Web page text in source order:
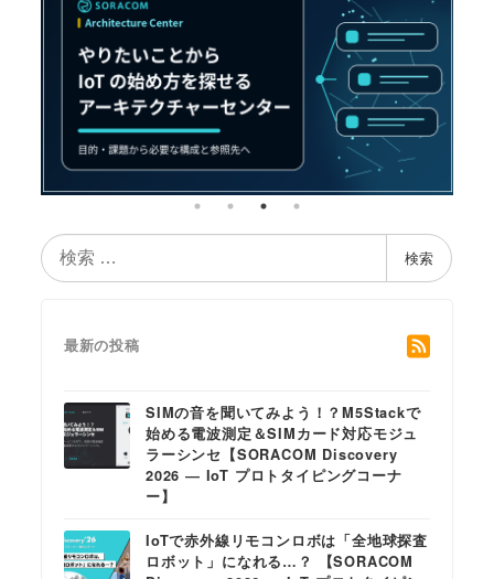
検
索
検索
最新の投稿
SIMの音を聞いてみよう！？M5Stackで
始める電波測定＆SIMカード対応モジュ
ラーシンセ【SORACOM Discovery
2026 ― IoT プロトタイピングコーナ
ー】
IoTで赤外線リモコンロボは「全地球探査
ロボット」になれる…？ 【SORACOM